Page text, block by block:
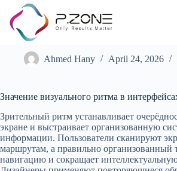
Значение визуального ритма в интерфейсах
Ahmed Hany April 24, 2026
Значение визуального ритма в
Зрительный ритм устанавливает
экране и выстраивает организованную
информации. Пользователи сканируют
маршрутам, а правильно организованный
навигацию и сокращает